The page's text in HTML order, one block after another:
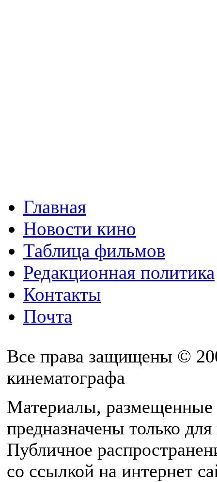
Главная
Новости кино
Таблица фильмов
Редакционная политика
Контакты
Почта
Все права защищены ©
кинематографа
Материалы, размещенные
предназначены только
Публичное
со ссылкой на интернет